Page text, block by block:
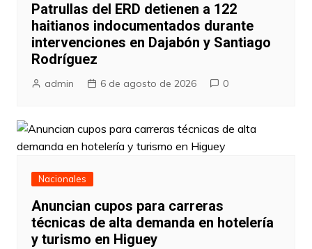
Patrullas del ERD detienen a 122
haitianos indocumentados durante
intervenciones en Dajabón y Santiago
Rodríguez
admin 6 de agosto de 2026 0
Nacionales
Anuncian cupos para carreras
técnicas de alta demanda en hotelería
y turismo en Higuey